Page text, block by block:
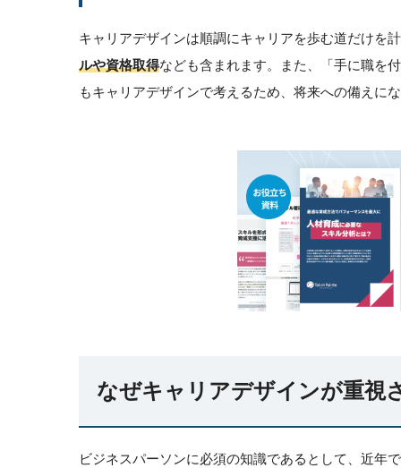
キャリアデザインは順調にキャリアを歩む道だけを
ルや資格取得なども含まれます。また、「手に職を
もキャリアデザインで考えるため、将来への備えに
なぜキャリアデザインが重視
ビジネスパーソンに必須の知識であるとして、近年